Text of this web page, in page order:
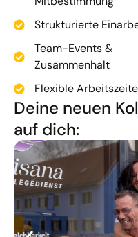
Strukturierte
Team-Events &
Zusammenhalt
Flexible
Deine neuen
auf dich: